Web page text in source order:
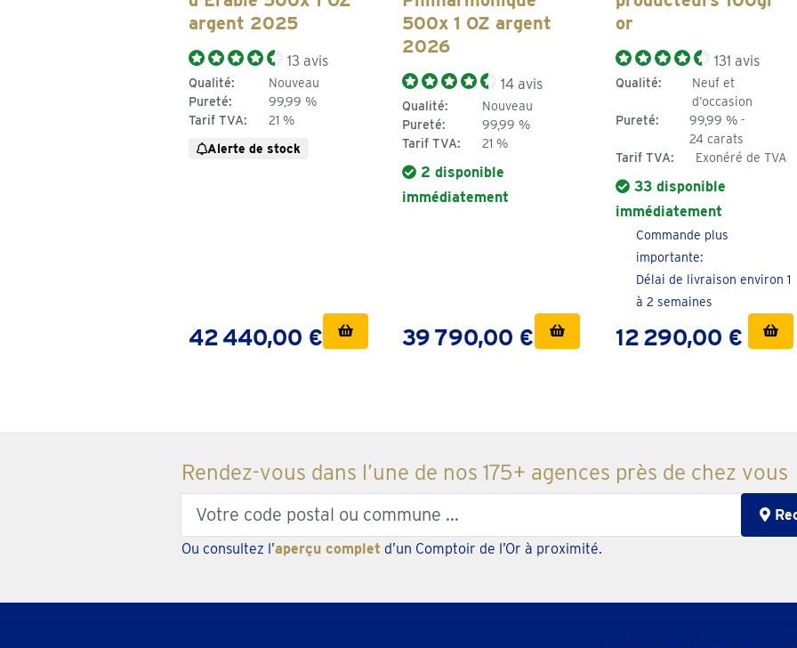
argent 2025
13 avis
Qualité:
Nouveau
Pureté:
99,99 %
Tarif TVA:
21 %
Alerte de stock
42 440,00 €
500x 1 OZ argent
2026
14 avis
Qualité:
Nouveau
Pureté:
99,99 %
Tarif TVA:
21 %
2 disponible
immédiatement
39 790,00 €
or
131 avis
Qualité:
Neuf et
d’occasion
Pureté:
99,99 % -
24 carats
Tarif TVA:
Exonéré de TVA
33 disponible
immédiatement
Commande plus
importante:
Délai de livraison environ 1
à 2 semaines
12 290,00 €
Rendez-vous dans l’une de nos 175+ agences près de chez vous
Enter
zipcode
city
Ou consultez l’aperçu complet d’un Comptoir de l’Or à proximité.